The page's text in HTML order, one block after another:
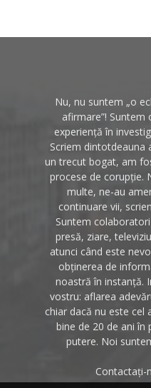
Nu, nu suntem „o
afirmare”! Suntem
experiență în
Scriem dintotdeauna
un trecut bogat, am
procese de corupție.
multe, ne-au
continuare vii,
Suntem
presă, ziare,
atunci când este
obținerea de
noastră în instanță.
vostru: aflarea
chiar dacă nu este cel
bine de 20 de ani în
putere. Noi
Contactați-